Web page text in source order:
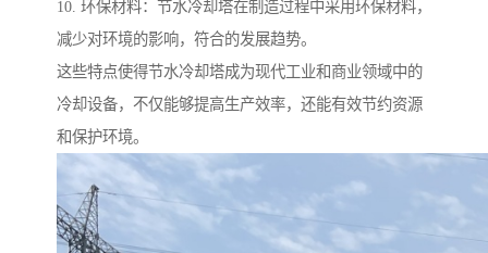
10. 环保材料：节水冷却塔在制造过程中采用环保材料，
减少对环境的影响，符合的发展趋势。
这些特点使得节水冷却塔成为现代工业和商业领域中的
冷却设备，不仅能够提高生产效率，还能有效节约资源
和保护环境。